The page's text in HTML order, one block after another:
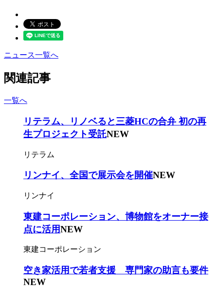
ニュース一覧へ
関連記事
一覧へ
リテラム、リノベると三菱HCの合弁 初の再
生プロジェクト受託NEW
リテラム
リンナイ、全国で展示会を開催NEW
リンナイ
東建コーポレーション、博物館をオーナー接
点に活用NEW
東建コーポレーション
空き家活用で若者支援 専門家の助言も要件
NEW